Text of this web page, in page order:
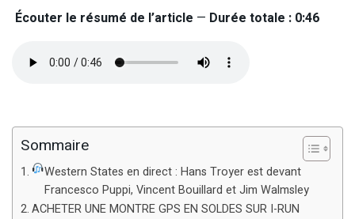
Écouter le résumé de l’article — Durée totale : 0:46
Sommaire
Western States en direct : Hans Troyer est devant
Francesco Puppi, Vincent Bouillard et Jim Walmsley
ACHETER UNE MONTRE GPS EN SOLDES SUR I-RUN